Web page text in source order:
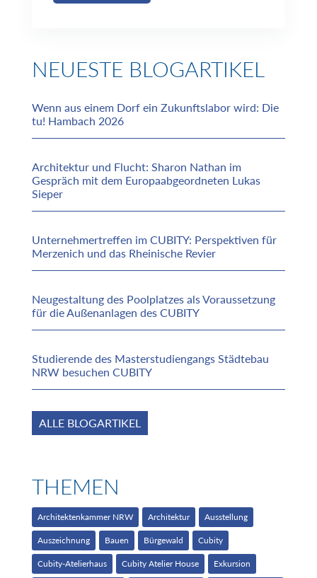
NEUESTE BLOGARTIKEL
Wenn aus einem Dorf ein Zukunftslabor wird: Die
tu! Hambach 2026
Architektur und Flucht: Sharon Nathan im
Gespräch mit dem Europaabgeordneten Lukas
Sieper
Unternehmertreffen im CUBITY: Perspektiven für
Merzenich und das Rheinische Revier
Neugestaltung des Poolplatzes als Voraussetzung
für die Außenanlagen des CUBITY
Studierende des Masterstudiengangs Städtebau
NRW besuchen CUBITY
ALLE BLOGARTIKEL
THEMEN
Architektenkammer NRW Architektur Ausstellung
Auszeichnung Bauen Bürgewald Cubity
Cubity-Atelierhaus Cubity Atelier House Exkursion